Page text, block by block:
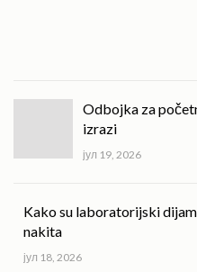
Odbojka za
izrazi
јул 19, 2026
Kako su laboratorijski
nakita
јул 18, 2026